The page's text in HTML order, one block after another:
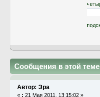
Сообщения в этой теме
Автор: Эра
« : 21 Мая 2011, 13:15:02 »